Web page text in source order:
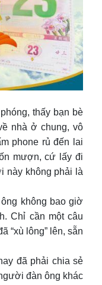
thấy bạn bè
nhà ở chung, vô
phone rủ đến lai
mượn, cứ lấy đi
này không phải là
không bao giờ
Chỉ cần một câu
“xù lông” lên, sẵn
đã phải chia sẻ
đàn ông khác